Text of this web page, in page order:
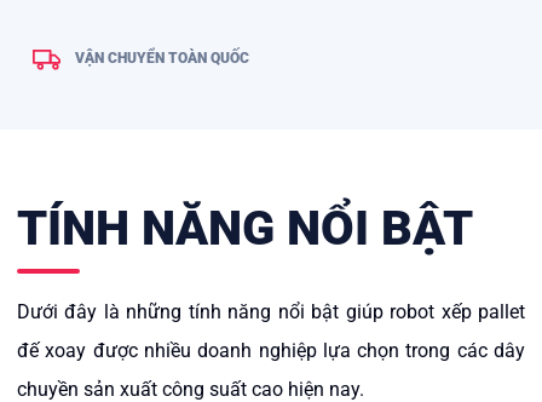
VẬN CHUYỂN TOÀN QUỐC
TÍNH NĂNG NỔI BẬT
Dưới đây là những tính năng nổi bật giúp robot xếp pallet
đế xoay được nhiều doanh nghiệp lựa chọn trong các dây
chuyền sản xuất công suất cao hiện nay.